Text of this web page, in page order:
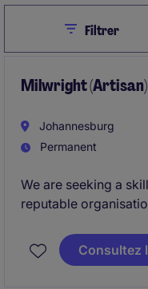
CloseFiltrer
Milwright (Artisan)
Johannesburg
Permanent
We are seeking a
reputable
excellent
Manufacturing
Consultez